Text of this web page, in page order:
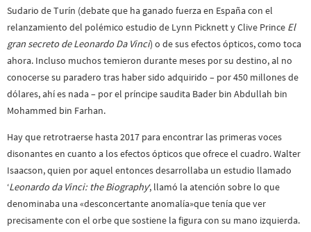
Sudario de Turín (debate que ha ganado fuerza en España con el
relanzamiento del polémico estudio de Lynn Picknett y Clive Prince El
gran secreto de Leonardo Da Vinci) o de sus efectos ópticos, como toca
ahora. Incluso muchos temieron durante meses por su destino, al no
conocerse su paradero tras haber sido adquirido – por 450 millones de
dólares, ahí es nada – por el príncipe saudita Bader bin Abdullah bin
Mohammed bin Farhan.
Hay que retrotraerse hasta 2017 para encontrar las primeras voces
disonantes en cuanto a los efectos ópticos que ofrece el cuadro. Walter
Isaacson, quien por aquel entonces desarrollaba un estudio llamado
‘Leonardo da Vinci: the Biography‘, llamó la atención sobre lo que
denominaba una «desconcertante anomalía»que tenía que ver
precisamente con el orbe que sostiene la figura con su mano izquierda.